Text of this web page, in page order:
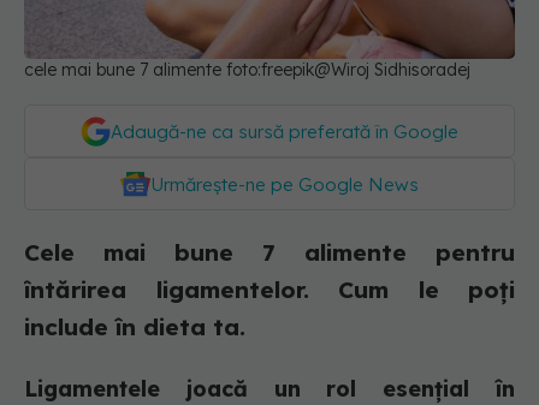
cele mai bune 7 alimente foto:freepik@Wiroj Sidhisoradej
Adaugă-ne ca sursă preferată în Google
Urmărește-ne pe Google News
Cele mai bune 7 alimente pentru
întărirea ligamentelor. Cum le poți
include în dieta ta.
Ligamentele joacă un rol esențial în